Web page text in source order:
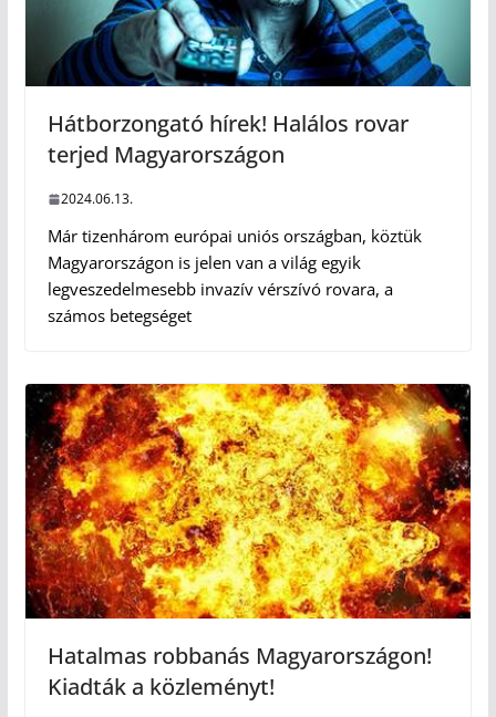
Hátborzongató hírek! Halálos rovar
terjed Magyarországon
2024.06.13.
Már tizenhárom európai uniós országban, köztük
Magyarországon is jelen van a világ egyik
legveszedelmesebb invazív vérszívó rovara, a
számos betegséget
Hatalmas robbanás Magyarországon!
Kiadták a közleményt!